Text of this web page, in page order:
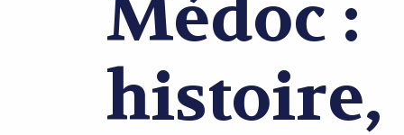
Médoc :
histoire,